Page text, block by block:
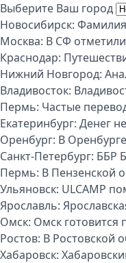
Выберите Ваш город
Новосибирск: Фамилия
Москва: В СФ
Краснодар:
Нижний Новгород:
Владивосток:
Пермь: Частые
Екатеринбург: Денег
Оренбург: В
Санкт-Петербург: ББР
Пермь: В Пензенской
Ульяновск: ULCAMP
Ярославль:
Омск: Омск
Ростов: В Ростовской
Хабаровск: